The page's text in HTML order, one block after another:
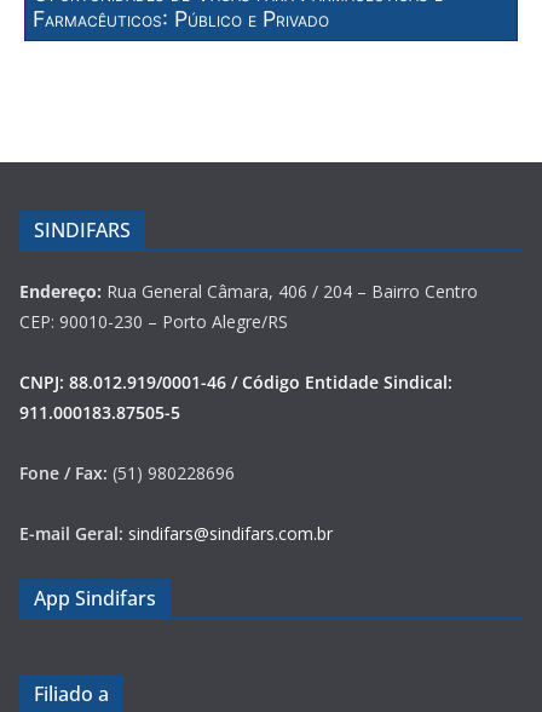
Farmacêuticos: Público e Privado
SINDIFARS
Endereço: Rua General Câmara, 406 / 204 – Bairro Centro
CEP: 90010-230 – Porto Alegre/RS
CNPJ: 88.012.919/0001-46 / Código Entidade Sindical:
911.000183.87505-5
Fone / Fax: (51) 980228696
E-mail Geral: sindifars@sindifars.com.br
App Sindifars
Filiado a